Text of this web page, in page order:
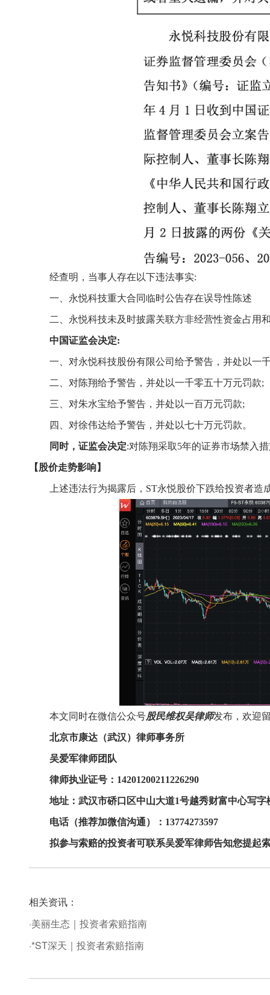
经查明，当事人存在以下违法事实:
一、永悦科技重大合同临时公告存在误导性陈述
二、永悦科技未及时披露关联方非经营性资金占用
中国证监会决定:
一、对永悦科技股份有限公司给予警告，并处以一
二、对陈翔给予警告，并处以一千零五十万元罚款;
三、对朱水宝给予警告，并处以一百万元罚款;
四、对徐伟达给予警告，并处以七十万元罚款。
同时，证监会决定:对陈翔采取5年的证券市场禁入
【股价走势影响】
上述违法行为揭露后， ST永悦股价下跌给投资者造
本文同时在微信公众号股民维权吴律师发布，欢迎
北京市康达（武汉）律师事务所
吴爱军律师团队
律师执业证号 ： 14201200211226290
地址：武汉市硚口区中山大道1号越秀财富中心写字
电话（推荐加微信沟通）： 13774273597
拟参与索赔的投资者可联系吴爱军律师告知您提起
相关资讯：
·美丽生态｜投资者索赔指南
·*ST深天｜投资者索赔指南